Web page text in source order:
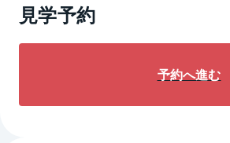
見学予約
予約へ進む